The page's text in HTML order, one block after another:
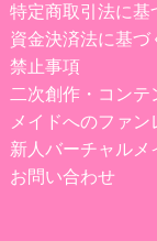
特定商取引法に基
資金決済法に基づ
禁止事項
二次創作・コン
メイドへのファ
新人バーチャルメ
お問い合わせ